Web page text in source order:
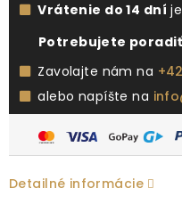
Vrátenie do 14 dní
Potrebujete
Zavolajte nám na
alebo napíšte na
Detailné informácie